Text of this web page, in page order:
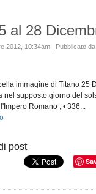
al 28
2012, 10:34am | Pubblicato
immagine di Titano 25
nel supposto giorno del
Romano ; • 336...
post